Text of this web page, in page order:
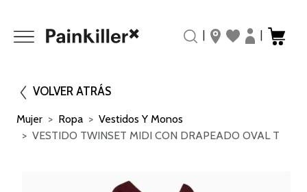
VOLVER ATRÁS
Mujer Ropa
Vestidos Y Monos
VESTIDO TWINSET MIDI CON DRAPEADO OVAL T